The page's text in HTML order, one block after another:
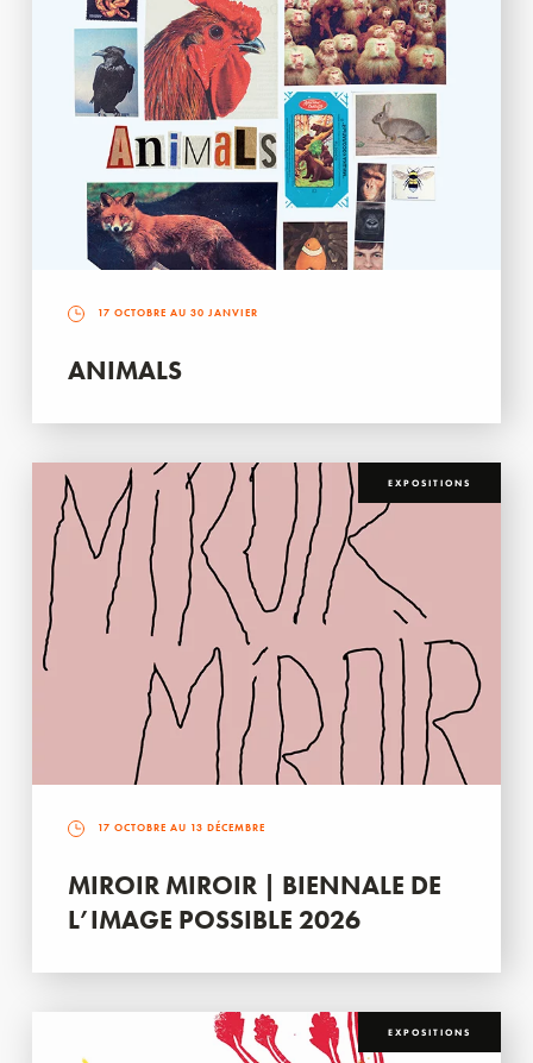
17 OCTOBRE AU 30 JANVIER
ANIMALS
EXPOSITIONS
17 OCTOBRE AU 13 DÉCEMBRE
MIROIR MIROIR | BIENNALE DE
L’IMAGE POSSIBLE 2026
EXPOSITIONS